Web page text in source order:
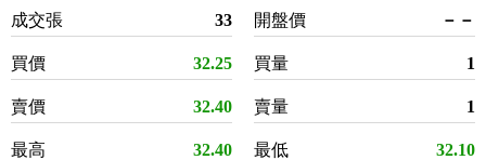
成交張 33
買價 32.25
賣價 32.40
最高 32.40
開盤價 －－
買量 1
賣量 1
最低 32.10